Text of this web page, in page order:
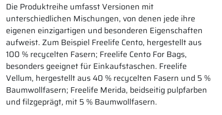
Die Produktreihe umfasst Versionen mit
unterschiedlichen Mischungen, von denen jede ihre
eigenen einzigartigen und besonderen Eigenschaften
aufweist. Zum Beispiel Freelife Cento, hergestellt aus
100 % recycelten Fasern; Freelife Cento For Bags,
besonders geeignet für Einkaufstaschen. Freelife
Vellum, hergestellt aus 40 % recycelten Fasern und 5 %
Baumwollfasern; Freelife Merida, beidseitig pulpfarben
und filzgeprägt, mit 5 % Baumwollfasern.